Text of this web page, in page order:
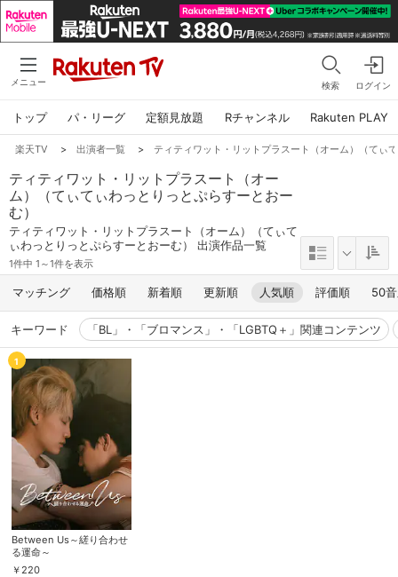
メニュー 検索 ログイン
トップ パ・リーグ 定額見放題 Rチャンネル Rakuten PLAY
楽天TV > 出演者一覧 > ティティワット・リットプラスート（オーム）（てぃ
ティティワット・リットプラスート（オー
ム）（てぃてぃわっとりっとぷらすーとおー
む）
ティティワット・リットプラスート（オーム）（てぃて
ぃわっとりっとぷらすーとおーむ） 出演作品一覧
1件中 1～1件を表示
マッチング 価格順 新着順 更新順 人気順 評価順 50
キーワード 「BL」・「ブロマンス」・「LGBTQ＋」関連コンテンツ
1
Between Us～縒り合わせ
る運命～
￥ 220